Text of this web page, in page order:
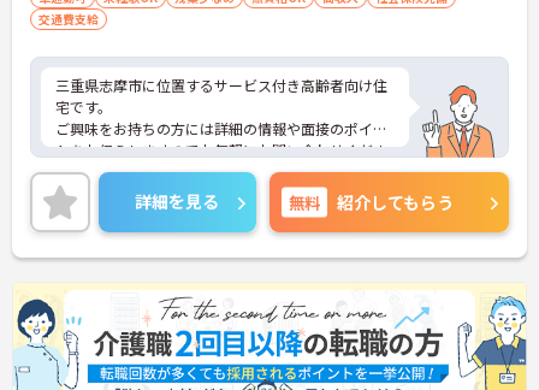
交通費支給
三重県志摩市に位置するサービス付き高齢者向け住
宅です。
ご興味をお持ちの方には詳細の情報や面接のポイン
トをお伝えしますのでお気軽にお問い合わせくださ
いませ。
詳細を見る 無料 紹介してもらう